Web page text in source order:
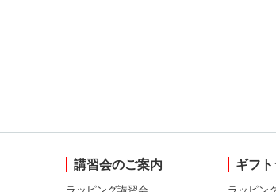
講習会のご案内 ギフ